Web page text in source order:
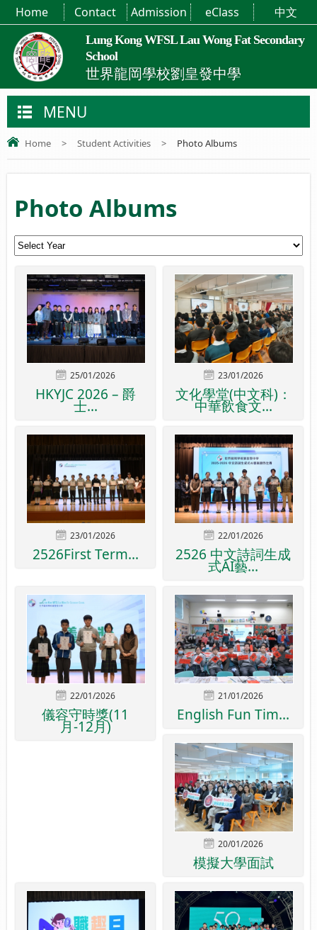
Lung Kong WFSL Lau Wong Fat Secondary
School
世界龍岡學校劉皇發中學
Home Contact Admission eClass 中文
MENU
Home > Student Activities > Photo Albums
Photo Albums
25/01/2026
HKYJC 2026 – 爵
士...
23/01/2026
文化學堂(中文科)：
中華飲食文...
23/01/2026
2526First Term...
22/01/2026
2526 中文詩詞生成
式AI藝...
22/01/2026
儀容守時獎(11
月-12月)
21/01/2026
English Fun Tim...
20/01/2026
模擬大學面試